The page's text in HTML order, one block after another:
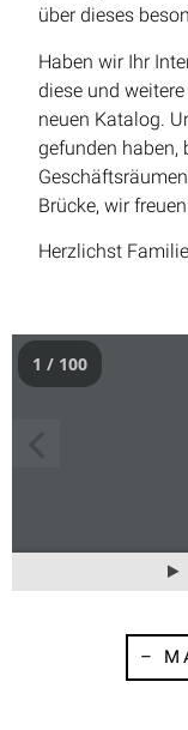
über dieses
Haben wir Ihr
diese und
neuen Katalog.
gefunden haben,
Brücke, wir
Herzlichst
1 / 100
–